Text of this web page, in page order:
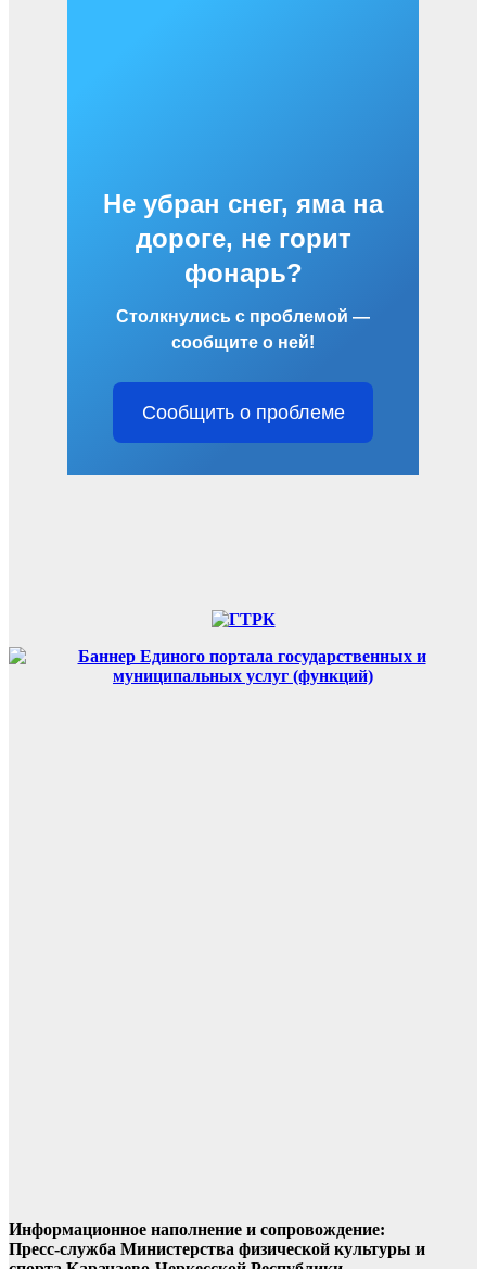
Не убран снег, яма на
дороге, не горит
фонарь?
Столкнулись с проблемой —
сообщите о ней!
Сообщить о проблеме
Информационное наполнение и сопровождение:
Пресс-служба Министерства физической культуры и